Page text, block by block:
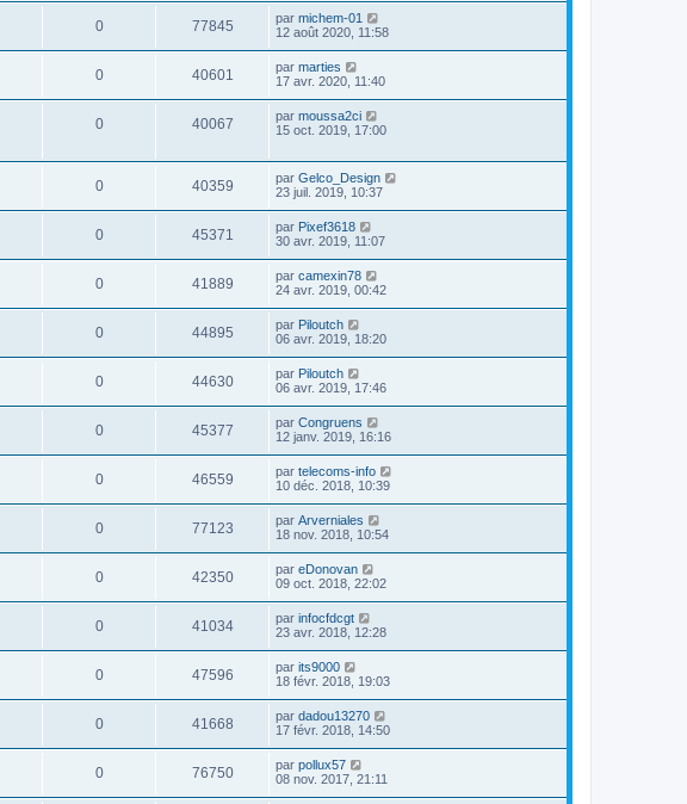
0 77845 par michem-01
12 août 2020, 11:58
0 40601 par marties
17 avr. 2020, 11:40
0 40067 par moussa2ci
15 oct. 2019, 17:00
0 40359 par Gelco_Design
23 juil. 2019, 10:37
0 45371 par Pixef3618
30 avr. 2019, 11:07
0 41889 par camexin78
24 avr. 2019, 00:42
0 44895 par Piloutch
06 avr. 2019, 18:20
0 44630 par Piloutch
06 avr. 2019, 17:46
0 45377 par Congruens
12 janv. 2019, 16:16
0 46559 par telecoms-info
10 déc. 2018, 10:39
0 77123 par Arverniales
18 nov. 2018, 10:54
0 42350 par eDonovan
09 oct. 2018, 22:02
0 41034 par infocfdcgt
23 avr. 2018, 12:28
0 47596 par its9000
18 févr. 2018, 19:03
0 41668 par dadou13270
17 févr. 2018, 14:50
0 76750 par pollux57
08 nov. 2017, 21:11